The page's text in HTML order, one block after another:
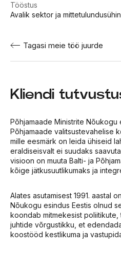
Tööstus
Avalik sektor ja
Tagasi meie töö juurde
Kliendi
Põhjamaade Ministrite Nõukogu
Põhjamaade valitsustevahelise
mille eesmärk on leida ühiseid
eraldiseisvalt ei suudaks
visioon on muuta Balti- ja
kõige jätkusuutlikumaks ja
Alates asutamisest 1991. aastal
Nõukogu esindus Eestis olnud
koondab mitmekesist
juhtide võrgustikku, et
koostööd kestlikuma ja